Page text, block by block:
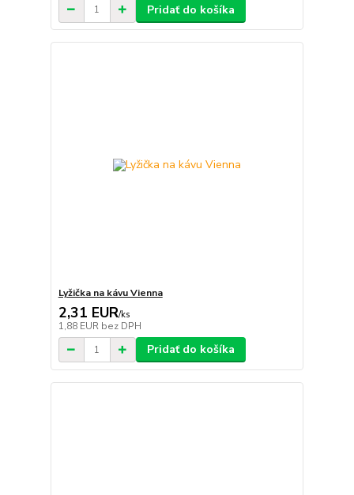
Pridať do košíka
Lyžička na kávu Vienna
2,31 EUR/ks
1,88 EUR bez DPH
Pridať do košíka